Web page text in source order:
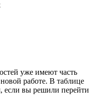
уже имеют часть
работе. В таблице
если вы решили перейти